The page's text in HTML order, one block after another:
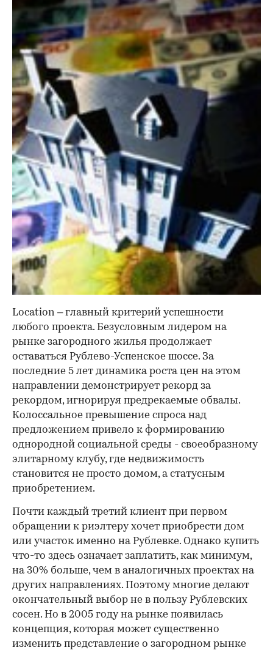
Location – главный критерий успешности
любого проекта. Безусловным лидером на
рынке загородного жилья продолжает
оставаться Рублево-Успенское шоссе. За
последние 5 лет динамика роста цен на этом
направлении демонстрирует рекорд за
рекордом, игнорируя предрекаемые обвалы.
Колоссальное превышение спроса над
предложением привело к формированию
однородной социальной среды - своеобразному
элитарному клубу, где недвижимость
становится не просто домом, а статусным
приобретением.
Почти каждый третий клиент при первом
обращении к риэлтеру хочет приобрести дом
или участок именно на Рублевке. Однако купить
что-то здесь означает заплатить, как минимум,
на 30% больше, чем в аналогичных проектах на
других направлениях. Поэтому многие делают
окончательный выбор не в пользу Рублевских
сосен. Но в 2005 году на рынке появилась
концепция, которая может существенно
изменить представление о загородном рынке